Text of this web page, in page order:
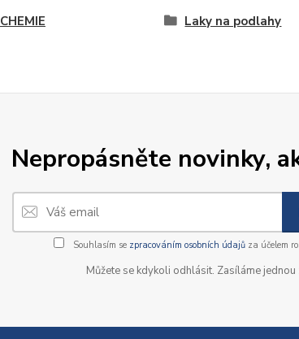
CHEMIE Laky na podlahy
Nepropásněte novinky,
Souhlasím se zpracováním osobních údajůza účelem
Můžete se kdykoli odhlásit. Zasíláme jednou